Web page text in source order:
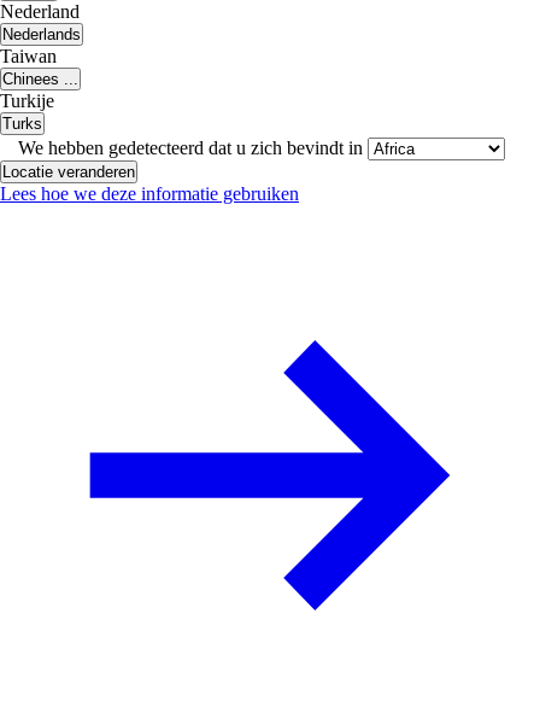
Nederland
Nederlands
Taiwan
Chinees ...
Turkije
Turks
We hebben gedetecteerd dat u zich bevindt in
Locatie veranderen
Lees hoe we deze informatie gebruiken